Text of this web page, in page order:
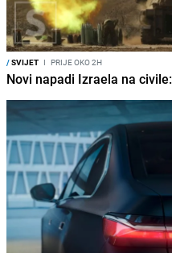
/SVIJET I PRIJE OKO 2H
Novi napadi Izraela na